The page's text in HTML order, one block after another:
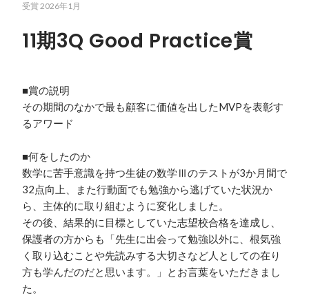
受賞2026年1月
11期3Q Good Practice賞
■賞の説明
その期間のなかで最も顧客に価値を出したMVPを表彰す
るアワード
■何をしたのか
数学に苦手意識を持つ生徒の数学Ⅲのテストが3か月間で
32点向上、また行動面でも勉強から逃げていた状況か
ら、主体的に取り組むように変化しました。
その後、結果的に目標としていた志望校合格を達成し、
保護者の方からも「先生に出会って勉強以外に、根気強
く取り込むことや先読みする大切さなど人としての在り
方も学んだのだと思います。」とお言葉をいただきまし
た。